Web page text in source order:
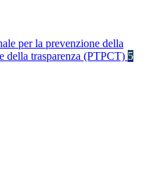
per la prevenzione della
della trasparenza (PTPCT) 5